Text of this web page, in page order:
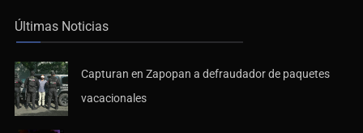
Últimas Noticias
Capturan en Zapopan a defraudador de paquetes
vacacionales